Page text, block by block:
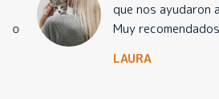
que nos ayudaron a
Muy recomendados.
LAURA